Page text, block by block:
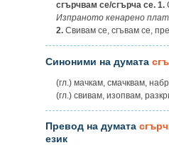
сгърчвам се/сгърча се. 1.
Изпраното кенарено
2. Свивам се, сгъвам се,
Синоними на думата
(гл.) мачкам, смачквам,
(гл.) свивам, изопвам,
Превод на думата
език